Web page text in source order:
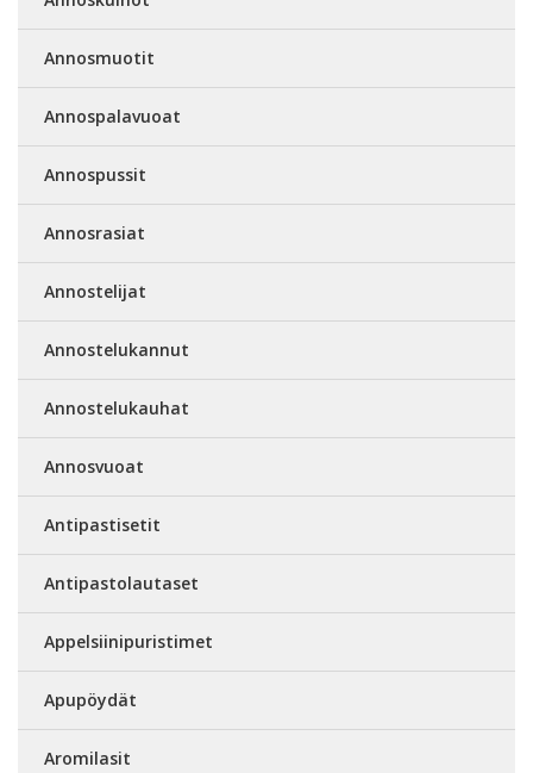
Annosmuotit
Annospalavuoat
Annospussit
Annosrasiat
Annostelijat
Annostelukannut
Annostelukauhat
Annosvuoat
Antipastisetit
Antipastolautaset
Appelsiinipuristimet
Apupöydät
Aromilasit